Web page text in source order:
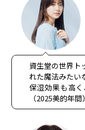
資生堂の世界ト
れた魔法みたい
保湿効果も高
（2025美的年間）